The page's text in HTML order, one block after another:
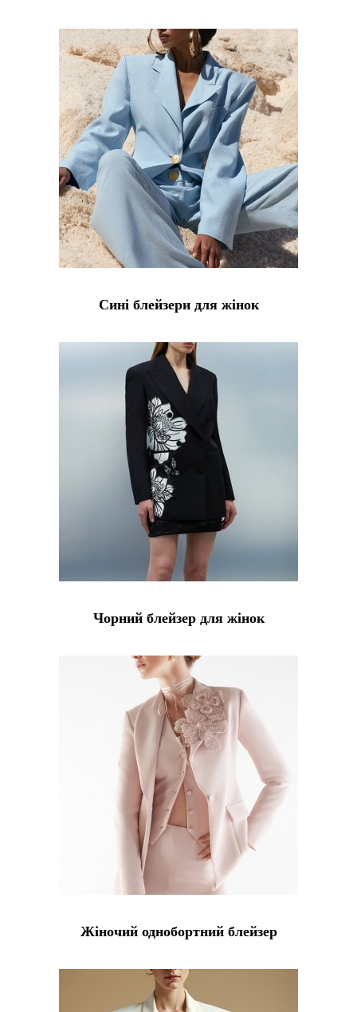
Сині блейзери для жінок
Чорний блейзер для жінок
Жіночий однобортний блейзер